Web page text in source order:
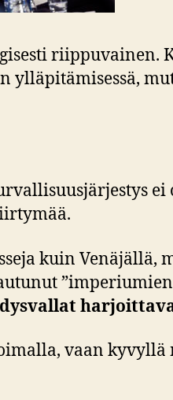
riippuvainen.
ylläpitämisessä,
ei
kuin Venäjällä,
”imperiumien
vaan